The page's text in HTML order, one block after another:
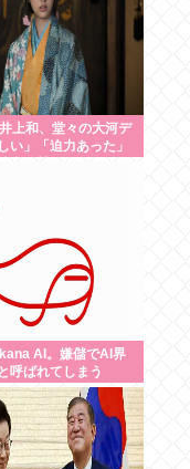
上和、堂々の大河デ
い」「迫力あった」
AI。嫌儲でAI界
呼ばれてしまう